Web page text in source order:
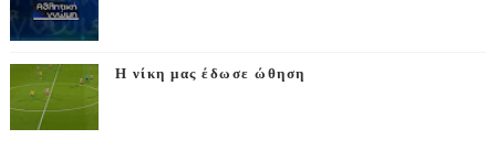
Η νίκη μας έδωσε ώθηση